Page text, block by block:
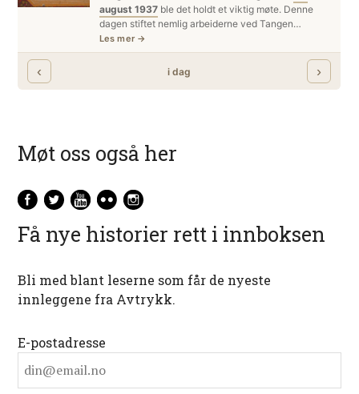
Møt oss også her
Få nye historier rett i innboksen
Bli med blant leserne som får de nyeste
innleggene fra Avtrykk.
E-postadresse